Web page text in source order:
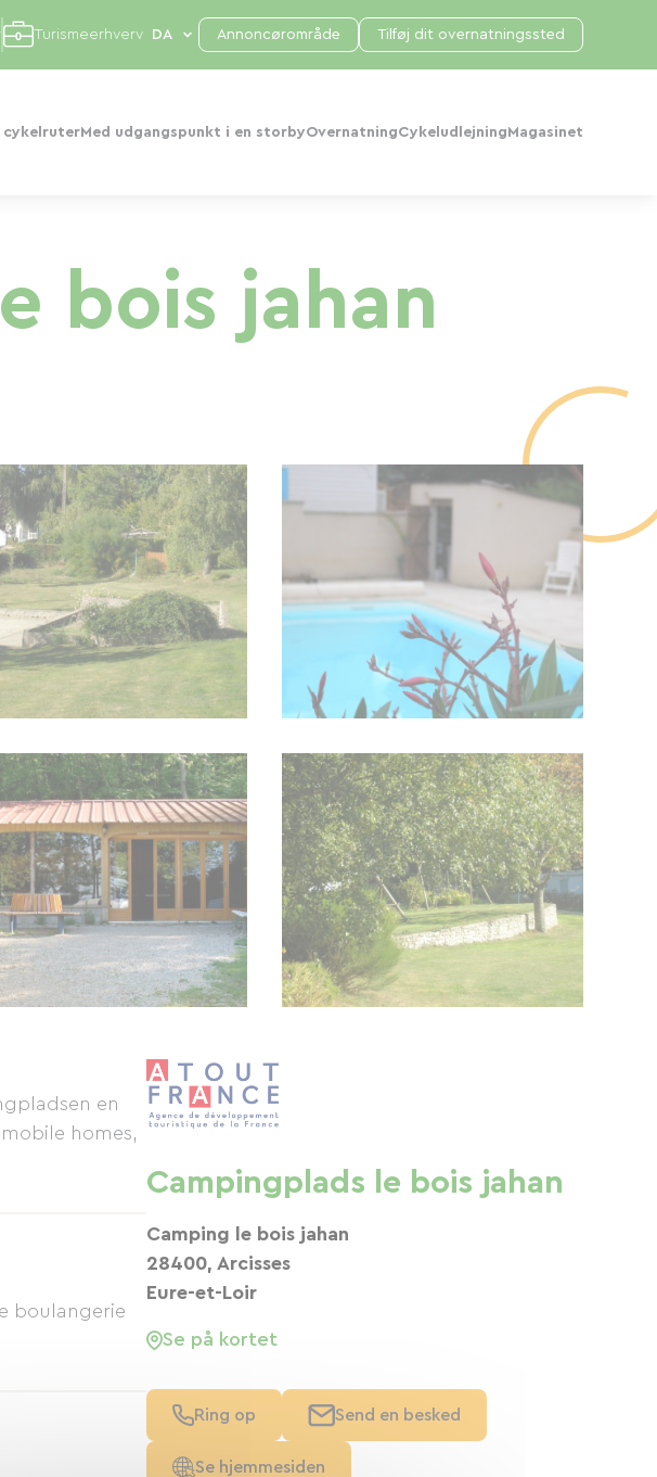
cykelruterMed udgangspunkt i en storbyOvernatningCykeludlejning Magasinet
Turismeerhverv Annoncørområde Tilføj dit overnatningssted
bois jahan
en
homes,
boulangerie
Campingplads le bois jahan
Camping le bois jahan
28400, Arcisses
Eure-et-Loir
Se på kortet
Ring op Send en besked
Se hjemmesiden